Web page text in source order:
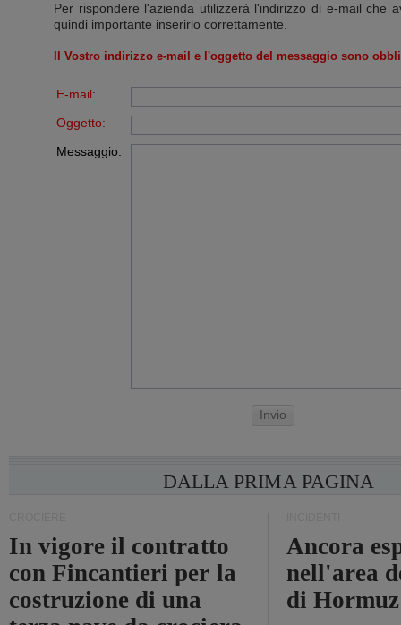
Per rispondere l'azienda utilizzerà l'indirizzo di e-mail che
quindi importante inserirlo correttamente.
Il Vostro indirizzo e-mail e l'oggetto del messaggio sono
E-mail:
Oggetto:
Messaggio:
Invio
DALLA PRIMA PAGINA
In vigore il contratto
con Fincantieri per la
costruzione di una
Ancora
nell'area
di Hormuz